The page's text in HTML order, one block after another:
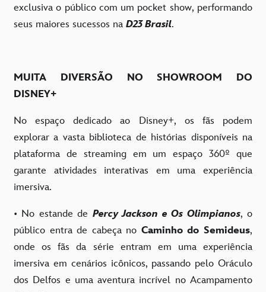
exclusiva o público com um pocket show, performando
seus maiores sucessos na D23 Brasil.
MUITA DIVERSÃO NO SHOWROOM DO
DISNEY+
No espaço dedicado ao Disney+, os fãs podem
explorar a vasta biblioteca de histórias disponíveis na
plataforma de streaming em um espaço 360º que
garante atividades interativas em uma experiência
imersiva.
• No estande de Percy Jackson e Os Olimpianos, o
público entra de cabeça no Caminho do Semideus,
onde os fãs da série entram em uma experiência
imersiva em cenários icônicos, passando pelo Oráculo
dos Delfos e uma aventura incrível no Acampamento